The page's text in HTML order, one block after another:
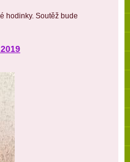
hodinky. Soutěž bude